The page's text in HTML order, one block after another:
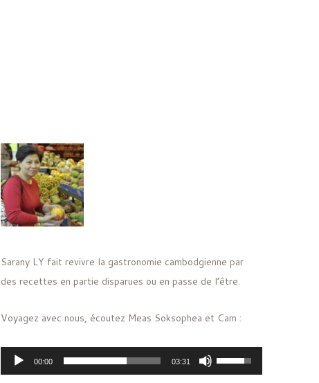
Sarany LY fait revivre la gastronomie cambodgienne par
des recettes en partie disparues ou en passe de l’être.
Voyagez avec nous, écoutez Meas Soksophea et Cam :
Lecteur
audio
00:00 03:31
Utilisez
les